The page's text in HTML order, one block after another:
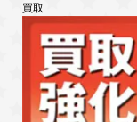
買取